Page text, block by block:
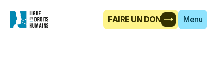
FAIRE UN DON Menu